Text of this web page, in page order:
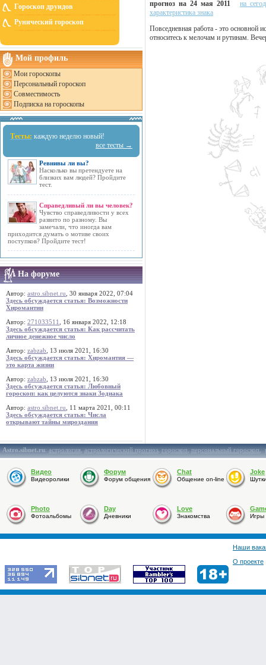
Гороскоп друидов
Рунический гороскоп
Мой профиль
Мои гороскопы
Персональный гороскоп
Совместимость
Подписка на гороскопы
Тесты: каждую неделю новый!
все тесты →
Ревнивы ли вы?
Насколько вы претендуете на
близких вам людей? Пройдите
тест.
Справедливый ли вы человек?
Чувство справедливости у всех
развито по разному. Вы
замечали, что иногда вам
приходится думать о мотиве своих
поступков? Пройдите тест!
На форуме
Автор: astro.sibnet.ru , 30 января 2022, 07:04
Здесь обсуждается статья: Возможности
Хиромантии
Автор: 271033511
, 16 января 2022, 12:18
Здесь обсуждается статья: Как рассчитать
личное денежное число
Автор: zabzab , 13 июля 2021, 16:30
Здесь обсуждается статья: Хиромантия —
это карта жизни
Автор: zabzab , 13 июля 2021, 16:30
Здесь обсуждается статья: Любовный
гороскоп: как целуются знаки Зодиака
Автор: astro.sibnet.ru , 11 марта 2021, 00:11
Здесь обсуждается статья: Числа
открывают тайны мироздания
прогноз на 24 мая 2011
на
характеристика знака
Повседневная работа - это основной
относитесь к мелочам и рутинам.
Astro.sibnet.ru:астрология,астрологический прогноз,гороскоп,персональный гороскоп,
Видео
Видеоролики
Форум
Форум общения
Chat
Общение on-line
Joke
Photo
Фотоальбомы
Day
Дневники
Love
Знакомства Игры
Наши
О проекте